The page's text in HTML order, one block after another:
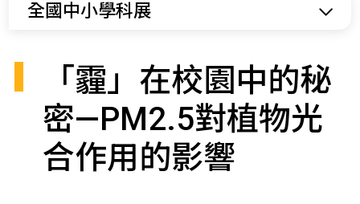
全國中小學科展
「霾」在校園中的秘
密—PM2.5對植物光
合作用的影響